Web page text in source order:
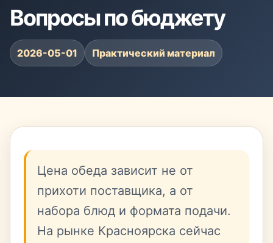
Вопросы по бюджету
2026-05-01 Практический материал
Цена обеда зависит не от
прихоти поставщика, а от
набора блюд и формата подачи.
На рынке Красноярска сейчас